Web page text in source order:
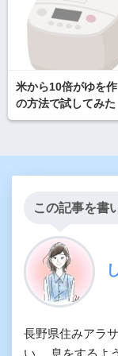
米から10倍がゆを
の方法で試してみた
この記事を書
長野県住みアラ
い。 息をするよ